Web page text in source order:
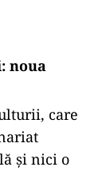
noua
care
și nici o